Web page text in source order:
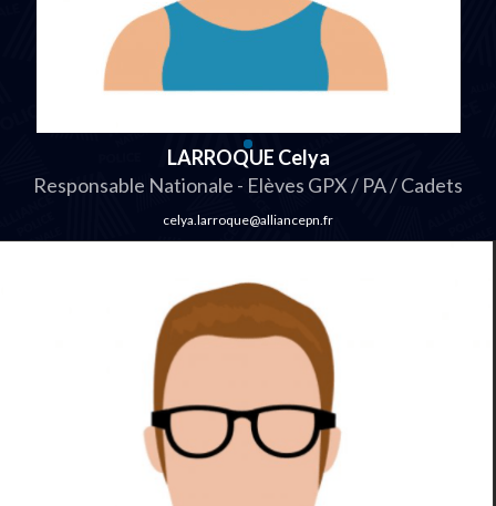
LARROQUE Celya
Responsable Nationale - Elèves GPX / PA / Cadets
celya.larroque@alliancepn.fr